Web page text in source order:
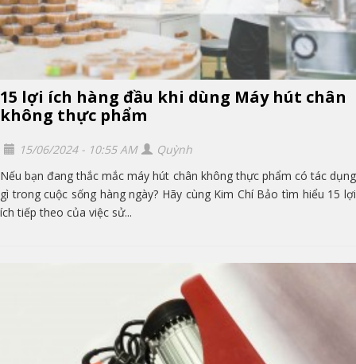
15 lợi ích hàng đầu khi dùng Máy hút chân
không thực phẩm
15/06/2024 - 10:55 AM
Quỳnh
Nếu bạn đang thắc mắc máy hút chân không thực phẩm có tác dụng
gì trong cuộc sống hàng ngày? Hãy cùng Kim Chí Bảo tìm hiểu 15 lợi
ích tiếp theo của việc sử...